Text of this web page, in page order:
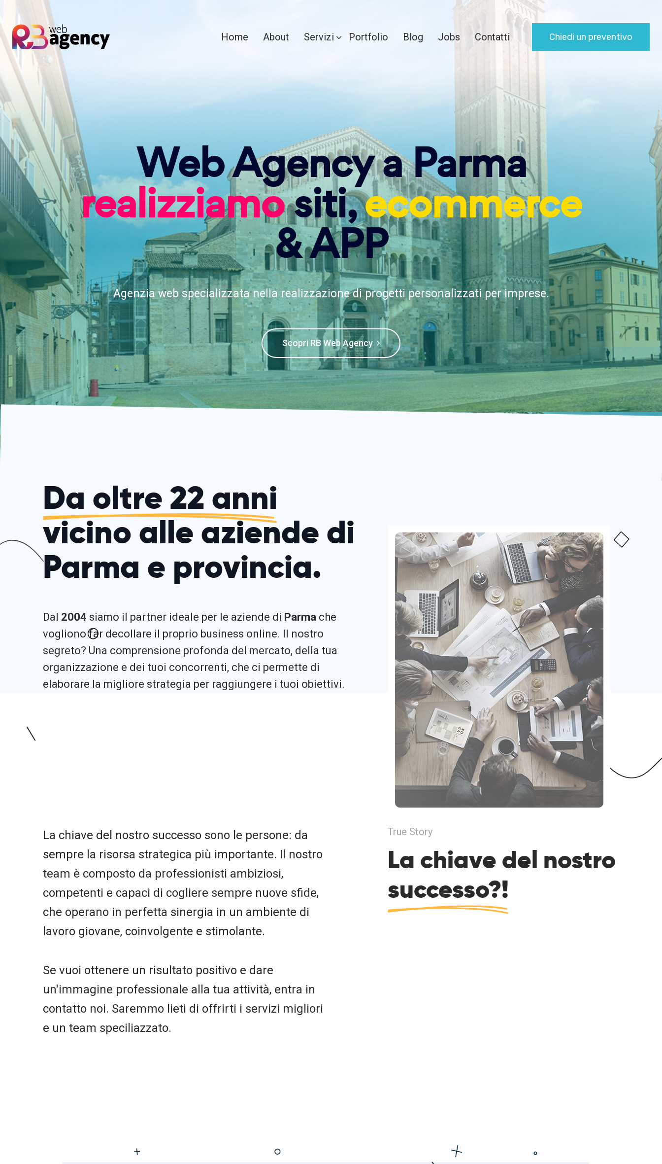
Home About Servizi Portfolio Blog Jobs Contatti Chiedi un preventivo
Web Agency a Parma
realizziamositi,ecommerce
& APP
Agenzia web specializzata nella realizzazione di progetti personalizzati per imprese.
Scopri RB Web Agency
Da oltre 22 anni
vicino alle aziende di
Parma e provincia.
Dal 2004 siamo il partner ideale per le aziende di Parma che
vogliono far decollare il proprio business online. Il nostro
segreto? Una comprensione profonda del mercato, della tua
organizzazione e dei tuoi concorrenti, che ci permette di
elaborare la migliore strategia per raggiungere i tuoi obiettivi.
True Story
La chiave del nostro
successo?!
La chiave del nostro successo sono le persone: da
sempre la risorsa strategica più importante. Il nostro
team è composto da professionisti ambiziosi,
competenti e capaci di cogliere sempre nuove sfide,
che operano in perfetta sinergia in un ambiente di
lavoro giovane, coinvolgente e stimolante.
Se vuoi ottenere un risultato positivo e dare
un'immagine professionale alla tua attività, entra in
contatto noi. Saremmo lieti di offrirti i servizi migliori
e un team speciliazzato.